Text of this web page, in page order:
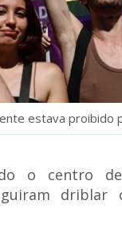
estava proibido
o centro